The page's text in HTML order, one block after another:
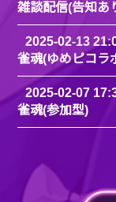
雑談配信(告知あ
2025-02-13
雀魂(ゆめピコラ
2025-02-07
雀魂(参加型)